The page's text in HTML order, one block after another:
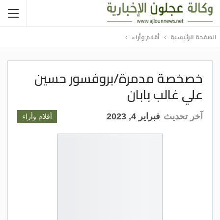
الصفحة الرئيسية أقلام وأراء
خصخصة مدمرة/بروفسور حسين
علي غالب بابان
أقلام وأراء آخر تحديث فبراير 4, 2023